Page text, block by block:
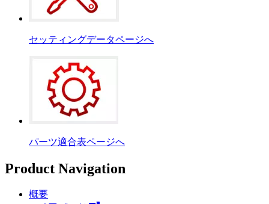
セッティングデータページへ
パーツ適合表ページへ
Product Navigation
概要